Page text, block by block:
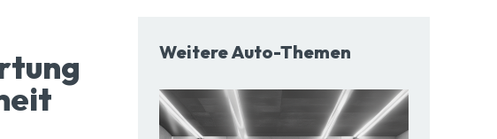
Weitere Auto-Themen